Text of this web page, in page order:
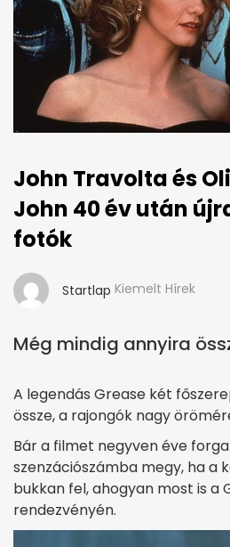
John Travolta és
John 40 év után
fotók
Startlap Kiemelt Hírek
Még mindig annyira
A legendás Grease két
össze, a rajongók nagy
Bár a filmet negyven éve
szenzációszámba megy, ha a
bukkan fel, ahogyan most is a
rendezvényén.